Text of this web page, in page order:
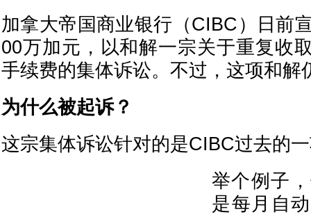
加拿大帝国商业银行（CIBC）日前
00万加元，以和解一宗关于重复收
手续费的集体诉讼。不过，这项和解
为什么被起诉？
这宗集体诉讼针对的是CIBC过去的
举个例子
是每月自